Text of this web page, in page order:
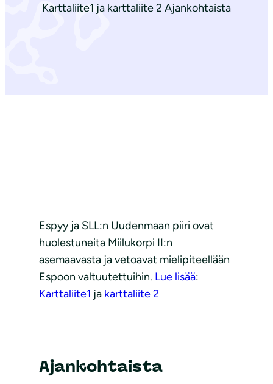
Karttaliite1 ja karttaliite 2 Ajankohtaista
Espyy ja SLL:n Uudenmaan piiri ovat
huolestuneita Miilukorpi II:n
asemaavasta ja vetoavat mielipiteellään
Espoon valtuutettuihin. Lue lisää:
Karttaliite1 ja karttaliite 2
Ajankohtaista